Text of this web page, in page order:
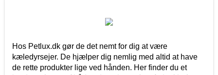
Hos Petlux.dk gør de det nemt for dig at være
kæledyrsejer. De hjælper dig nemlig med altid at have
de rette produkter lige ved hånden. Her finder du et